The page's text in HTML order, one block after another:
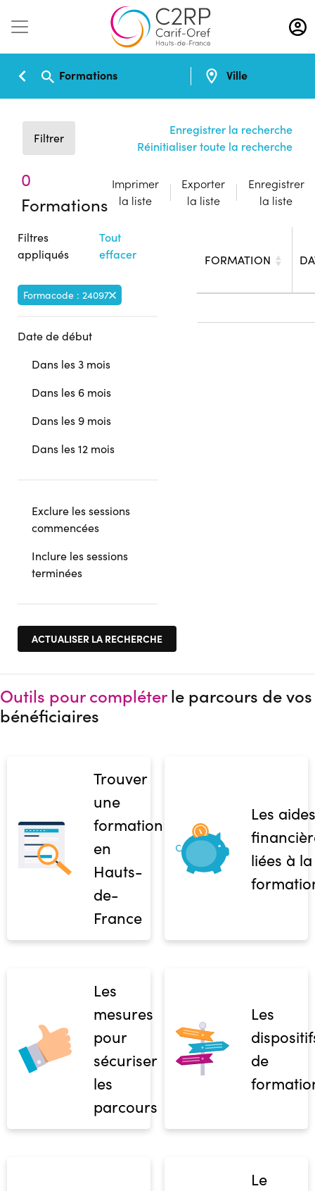
Aller
au
contenu
Formations Ville
Filtrer
Enregistrer la recherche
Réinitialiser toute la recherche
0
Formations
Imprimer
la liste
Exporter
la liste
Enregistrer
la liste
Filtres
appliqués
Tout
effacer
Formacode : 24097
Date de début
Dans les 3 mois
Dans les 6 mois
Dans les 9 mois
Dans les 12 mois
Exclure les sessions
commencées
Inclure les sessions
terminées
FORMATION
Outils pour compléterle parcours de vos
bénéficiaires
Trouver
une
formation
en
Hauts-
de-
France
Les aides
liées à la
Les
mesures
pour
sécuriser
les
parcours
Les
de
Le